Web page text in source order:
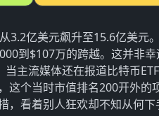
3.2亿美元飙升至15.6亿美元
到$107万的跨越。这并非
主流媒体还在报道比特币ETF
个当时市值排名200开外的
看着别人狂欢却不知从何下